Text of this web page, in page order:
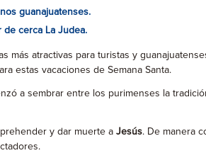
guanajuatenses.
de cerca La Judea.
más atractivas para turistas y
estas vacaciones de Semana Santa.
a sembrar entre los purimenses la
y dar muerte a Jesús. De manera